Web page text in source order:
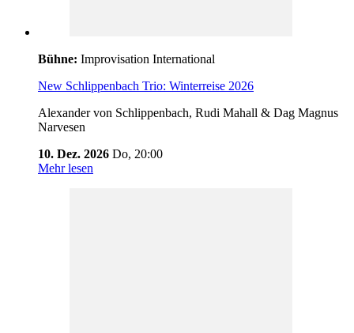
Bühne: Improvisation International
New Schlippenbach Trio: Winterreise 2026
Alexander von Schlippenbach, Rudi Mahall & Dag Magnus
Narvesen
10. Dez. 2026 Do, 20:00
Mehr lesen